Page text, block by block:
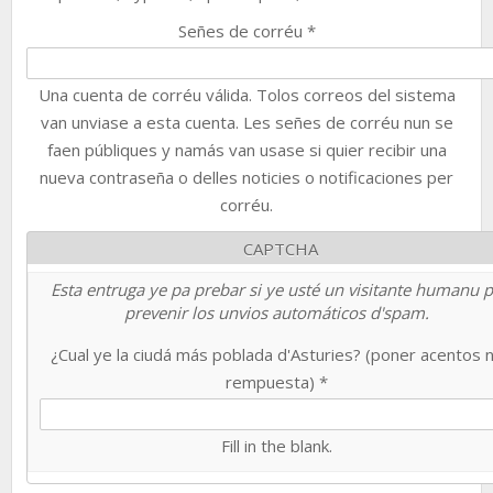
Señes de corréu *
Una cuenta de corréu válida. Tolos correos del sistema
van unviase a esta cuenta. Les señes de corréu nun se
faen públiques y namás van usase si quier recibir una
nueva contraseña o delles noticies o notificaciones per
corréu.
CAPTCHA
Esta entruga ye pa prebar si ye usté un visitante humanu
prevenir los unvios automáticos d'spam.
¿Cual ye la ciudá más poblada d'Asturies? (poner acentos
rempuesta) *
Fill in the blank.